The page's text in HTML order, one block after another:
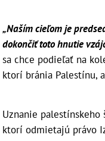
„Naším cieľom je
dokončiť toto hnutie
sa chce podieľať na
ktorí bránia Palestínu,
Uznanie
ktorí odmietajú právo